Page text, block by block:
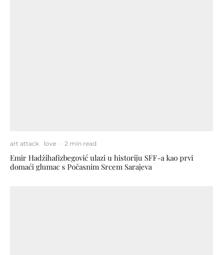
art attack love · 2 min read
Emir Hadžihafizbegović ulazi u historiju SFF-a kao prvi
domaći glumac s Počasnim Srcem Sarajeva